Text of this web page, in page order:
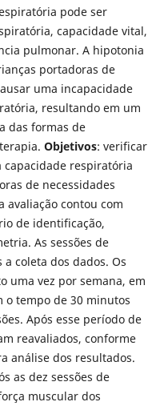
pode ser
capacidade vital,
pulmonar. A hipotonia
portadoras de
uma incapacidade
resultando em um
das formas de
Objetivos: verificar
capacidade respiratória
de necessidades
avaliação contou com
de identificação,
As sessões de
coleta dos dados. Os
uma vez por semana, em
o tempo de 30 minutos
Após esse período de
reavaliados, conforme
análise dos resultados.
as dez sessões de
muscular dos